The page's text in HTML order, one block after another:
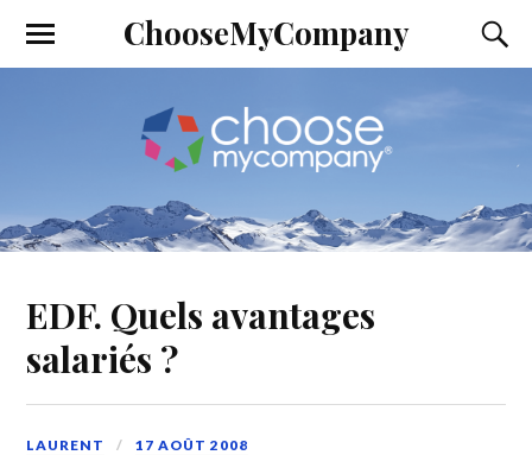
ChooseMyCompany
EDF. Quels avantages
salariés ?
LAURENT 17 AOÛT 2008